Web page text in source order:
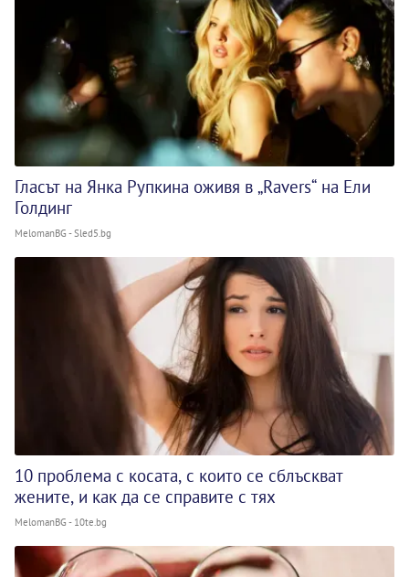
Гласът на Янка Рупкина оживя в „Ravers“ на Ели
Голдинг
MelomanBG - Sled5.bg
10 проблема с косата, с които се сблъскват
жените, и как да се справите с тях
MelomanBG - 10te.bg